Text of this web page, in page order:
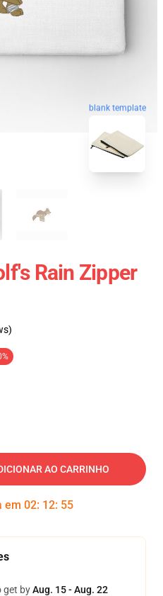
blank template
Rain Zipper
AO CARRINHO
em 02: 12: 55
get byAug. 15 - Aug. 22